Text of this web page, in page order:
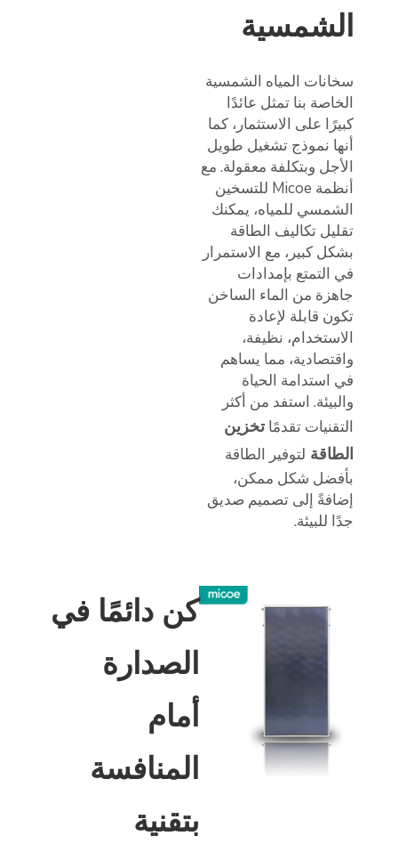
الشمسية
سخانات المياه الشمسية
الخاصة بنا تمثل عائدًا
كبيرًا على الاستثمار، كما
أنها نموذج تشغيل طويل
الأجل وبتكلفة معقولة. مع
أنظمة Micoe للتسخين
الشمسي للمياه، يمكنك
تقليل تكاليف الطاقة
بشكل كبير، مع الاستمرار
في التمتع بإمدادات
جاهزة من الماء الساخن
تكون قابلة لإعادة
الاستخدام، نظيفة،
واقتصادية، مما يساهم
في استدامة الحياة
والبيئة. استفد من أكثر
التقنيات تقدمًاتخزين
الطاقة لتوفير الطاقة
بأفضل شكل ممكن،
إضافةً إلى تصميم صديق
جدًا للبيئة.
كن دائمًا في
الصدارة
أمام
المنافسة
بتقنية